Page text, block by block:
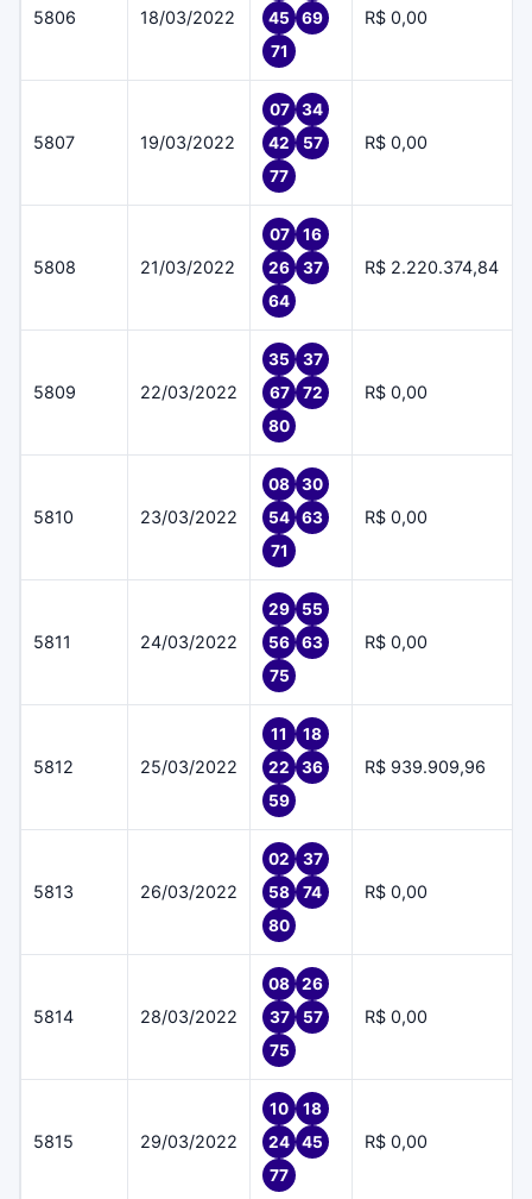
5806 18/03/2022
45
69
71
R$ 0,00
5807 19/03/2022
07
34
42
57
77
R$ 0,00
5808 21/03/2022
07
16
26
37
64
R$ 2.220.374,84
5809 22/03/2022
35
37
67
72
80
R$ 0,00
5810 23/03/2022
08
30
54
63
71
R$ 0,00
5811 24/03/2022
29
55
56
63
75
R$ 0,00
5812 25/03/2022
11
18
22
36
59
R$ 939.909,96
5813 26/03/2022
02
37
58
74
80
R$ 0,00
5814 28/03/2022
08
26
37
57
75
R$ 0,00
5815 29/03/2022
10
18
24
45
77
R$ 0,00